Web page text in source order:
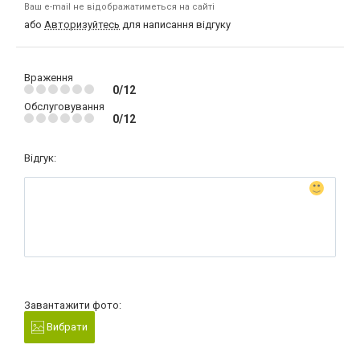
Ваш e-mail не відображатиметься на сайті
або Авторизуйтесь для написання відгуку
Враження
0/12
Обслуговування
0/12
Відгук:
Завантажити фото:
Вибрати